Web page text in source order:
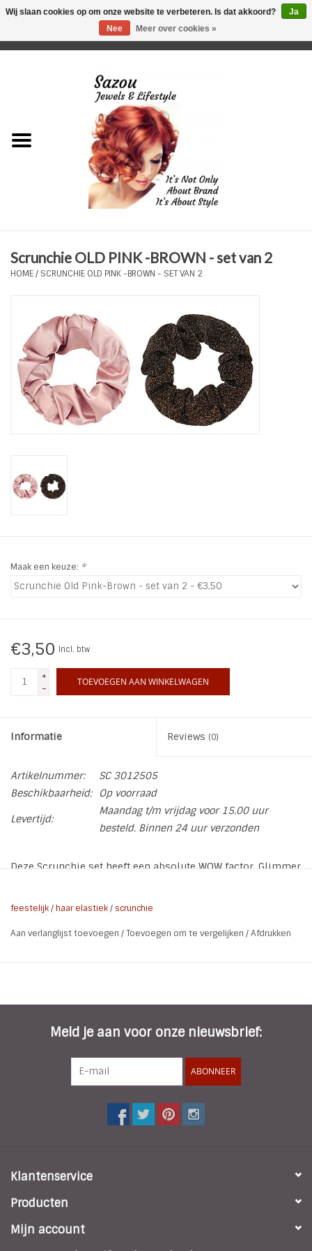
Just for Him
Plus Size Sieraden
Tassen en meer
Haaraccesoires
Zonnebrillen
ON THE BEACH
INSPIRATIE
Blog
Scrunchie OLD PINK -BROWN - set van 2
HOME/ SCRUNCHIE OLD PINK -BROWN - SET VAN 2
Maak een keuze: *
€3,50 Incl. btw
+
-
TOEVOEGEN AAN WINKELWAGEN
Informatie Reviews (0)
Artikelnummer:
SC 3012505
Beschikbaarheid:
Op voorraad
Levertijd:
Maandag t/m vrijdag voor 15.00 uur
besteld. Binnen 24 uur verzonden
Deze Scrunchie set heeft een absolute WOW factor. Glimmer
Voor in je haar of voor om je pols.
Kleur:
Oud Roze / Bruin
feestelijk/haar elastiek/scrunchie
Aan verlanglijst toevoegen /Toevoegen om te vergelijken /Afdrukken
Meld je aan voor onze nieuwsbrief:
ABONNEER
Klantenservice
Producten
Mijn account
Wij slaan cookies op om onze website te verbeteren. Is dat akkoord?
Ja
Nee
Meer over cookies »